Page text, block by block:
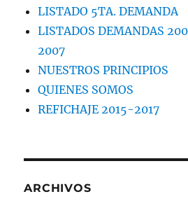
LISTADO 5TA. DEMANDA
LISTADOS DEMANDAS
2007
NUESTROS PRINCIPIOS
QUIENES SOMOS
REFICHAJE 2015-2017
ARCHIVOS